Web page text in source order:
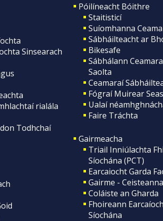
Sinsearach
rialála
Todhchaí
Póilíneacht Bóithre
Staitisticí
Suíomhanna
Sábháilteacht ar
Bikesafe
Sábhálann
Saolta
Ceamaraí
Fógraí Muirear
Ualaí
Faire Tráchta
Gairmeacha
Triail Inniúlachta
Síochána (PCT)
Earcaiocht Garda
Gairme -
Coláiste an Gharda
Fhoireann
Síochána